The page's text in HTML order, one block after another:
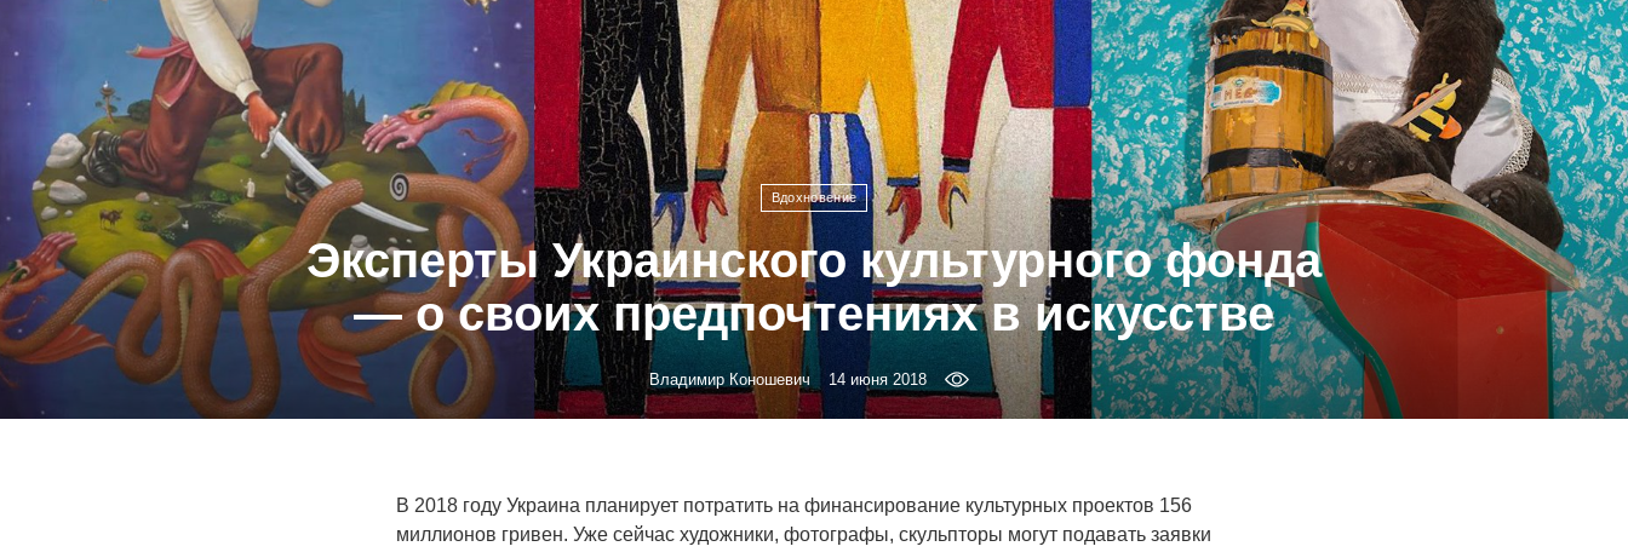
Вдохновение
Эксперты Украинского культурного фонда
— о своих предпочтениях в искусстве
Владимир Коношевич 14 июня 2018
В 2018 году Украина планирует потратить на финансирование культурных проектов 156
миллионов гривен. Уже сейчас художники, фотографы, скульпторы могут подавать заявки